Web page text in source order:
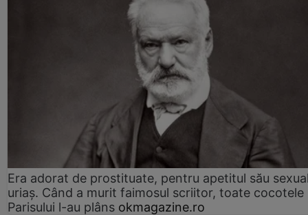
Era adorat de prostituate, pentru apetitul său
uriaș. Când a murit faimosul scriitor, toate cocotele
Parisului l-au plâns okmagazine.ro